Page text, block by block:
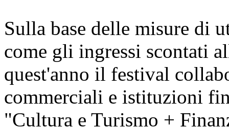
Sulla base delle misure di
come gli ingressi scontati
quest'anno il festival
commerciali e istituzioni
"Cultura e Turismo +